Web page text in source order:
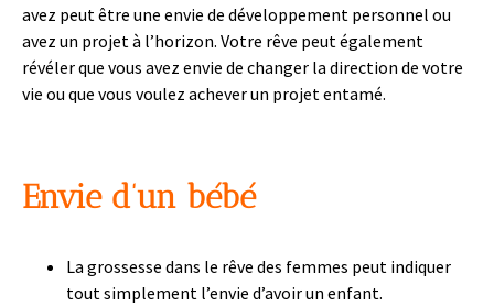
avez peut être une envie de développement personnel ou
avez un projet à l’horizon. Votre rêve peut également
révéler que vous avez envie de changer la direction de votre
vie ou que vous voulez achever un projet entamé.
Envie d’un bébé
La grossesse dans le rêve des femmes peut indiquer
tout simplement l’envie d’avoir un enfant.